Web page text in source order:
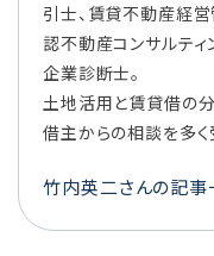
引士、賃貸不動産経営
認不動産コンサルテ
企業診断士。
土地活用と賃貸借の
借主からの相談を多く
竹内英二さんの記事